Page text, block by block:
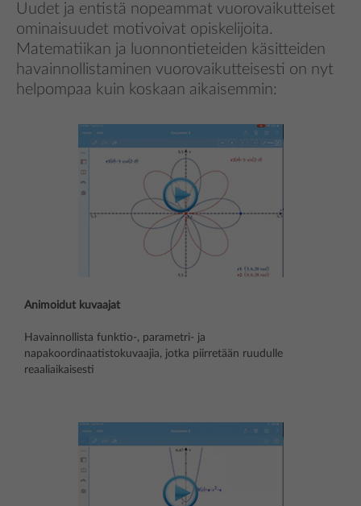
Uudet ja entistä nopeammat vuorovaikutteiset
ominaisuudet motivoivat opiskelijoita.
Matematiikan ja luonnontieteiden käsitteiden
havainnollistaminen vuorovaikutteisesti on nyt
helpompaa kuin koskaan aikaisemmin:
Animoidut kuvaajat
Havainnollista funktio-, parametri- ja
napakoordinaatistokuvaajia, jotka piirretään ruudulle
reaaliaikaisesti